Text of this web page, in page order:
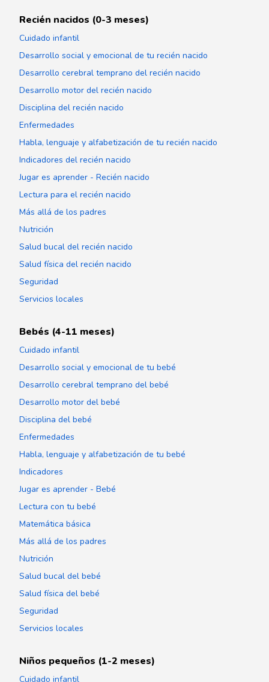
Recién nacidos (0-3 meses)
Cuidado infantil
Desarrollo social y emocional de tu recién nacido
Desarrollo cerebral temprano del recién nacido
Desarrollo motor del recién nacido
Disciplina del recién nacido
Enfermedades
Habla, lenguaje y alfabetización de tu recién nacido
Indicadores del recién nacido
Jugar es aprender - Recién nacido
Lectura para el recién nacido
Más allá de los padres
Nutrición
Salud bucal del recién nacido
Salud física del recién nacido
Seguridad
Servicios locales
Bebés (4-11 meses)
Cuidado infantil
Desarrollo social y emocional de tu bebé
Desarrollo cerebral temprano del bebé
Desarrollo motor del bebé
Disciplina del bebé
Enfermedades
Habla, lenguaje y alfabetización de tu bebé
Indicadores
Jugar es aprender - Bebé
Lectura con tu bebé
Matemática básica
Más allá de los padres
Nutrición
Salud bucal del bebé
Salud física del bebé
Seguridad
Servicios locales
Niños pequeños (1-2 meses)
Cuidado infantil